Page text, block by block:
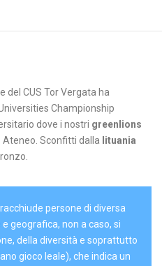
del CUS Tor Vergata ha
Championship
dove i nostri greenlions
Ateneo. Sconfitti dalla lituania
persone di diversa
geografica, non a caso, si
della diversità e soprattutto
gioco leale), che indica un